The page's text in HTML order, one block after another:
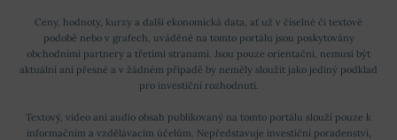
Ceny, hodnoty, kurzy a další ekonomická data, ať už v číselné či textové
podobě nebo v grafech, uváděné na tomto portálu jsou poskytovány
obchodními partnery a třetími stranami. Jsou pouze orientační, nemusí být
aktuální ani přesné a v žádném případě by neměly sloužit jako jediný podklad
pro investiční rozhodnutí.
Textový, video ani audio obsah publikovaný na tomto portálu slouží pouze k
informačním a vzdělávacím účelům. Nepředstavuje investiční poradenství,